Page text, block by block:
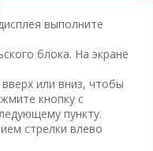
выполните
блока. На экране
или вниз, чтобы
кнопку с
пункту.
стрелки влево